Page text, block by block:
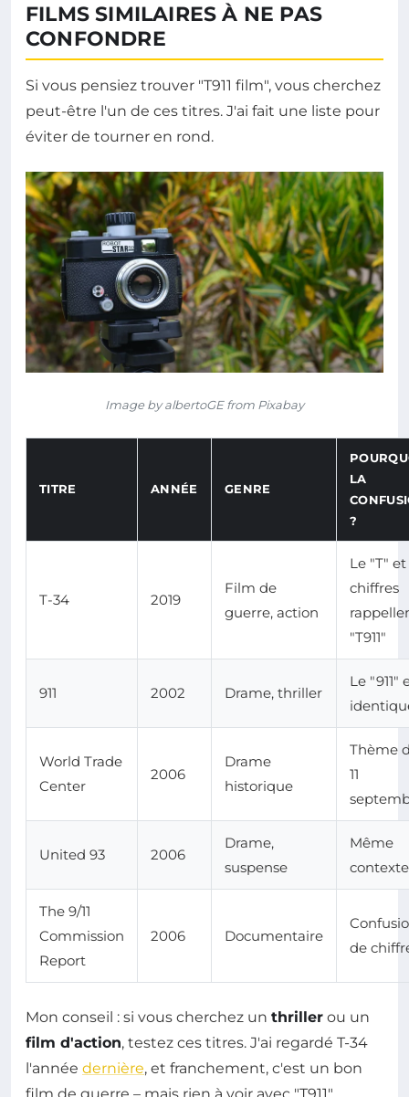
FILMS SIMILAIRES À NE PAS
CONFONDRE
Si vous pensiez trouver "T911 film", vous cherchez
peut-être l'un de ces titres. J'ai fait une liste pour
éviter de tourner en rond.
Image by albertoGE from Pixabay
TITRE ANNÉE GENRE
LA
?
T-34 2019
Film de
guerre, action
Le "T" et
chiffres
"T911"
911 2002 Drame, thriller
Le "911"
World Trade
Center
2006
Drame
historique
Thème
11
United 93 2006
Drame,
suspense
Même
contexte
The 9/11
Commission
Report
2006 Documentaire
de
Mon conseil : si vous cherchez un thriller ou un
film d'action, testez ces titres. J'ai regardé T-34
l'année dernière, et franchement, c'est un bon